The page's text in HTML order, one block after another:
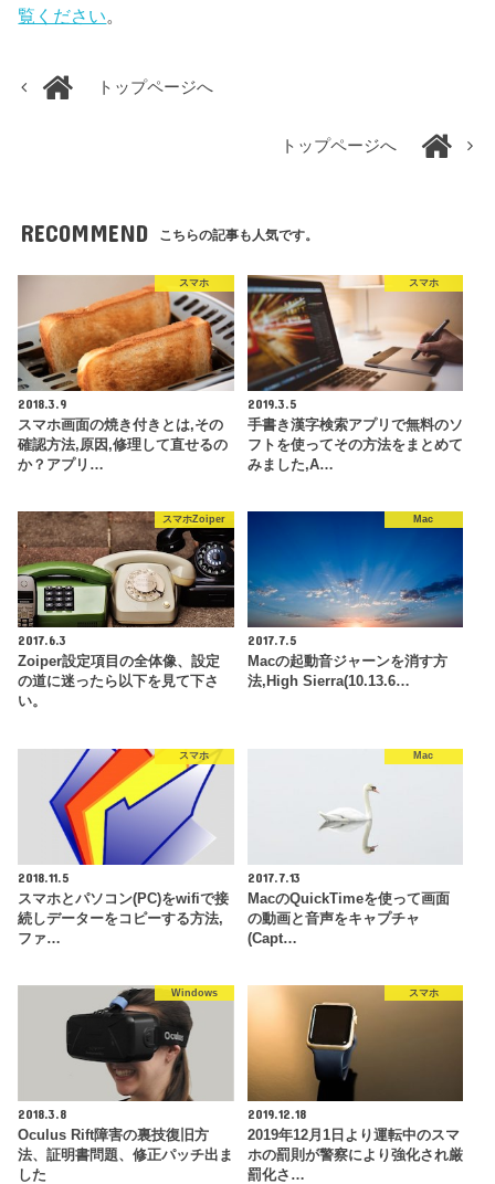
覧ください。
トップページへ
トップページへ
RECOMMEND こちらの記事も人気です。
スマホ
2018.3.9
スマホ画面の焼き付きとは,その
確認方法,原因,修理して直せるの
か？アプリ…
スマホ
2019.3.5
手書き漢字検索アプリで無料のソ
フトを使ってその方法をまとめて
みました,A…
スマホZoiper
2017.6.3
Zoiper設定項目の全体像、設定
の道に迷ったら以下を見て下さ
い。
Mac
2017.7.5
Macの起動音ジャーンを消す方
法,High Sierra(10.13.6…
スマホ
2018.11.5
スマホとパソコン(PC)をwifiで接
続しデーターをコピーする方法,
ファ…
Mac
2017.7.13
MacのQuickTimeを使って画面
の動画と音声をキャプチャ
(Capt…
Windows
2018.3.8
Oculus Rift障害の裏技復旧方
法、証明書問題、修正パッチ出ま
した
スマホ
2019.12.18
2019年12月1日より運転中のスマ
ホの罰則が警察により強化され厳
罰化さ…